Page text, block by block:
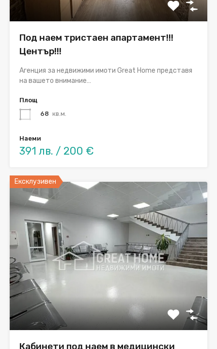
Под наем тристаен апартамент!!!
Център!!!
Агенция за недвижими имоти Great Home представя
на вашето внимание…
Площ
68 кв.м.
Наеми
391 лв. / 200 €
Ексклузивен
Кабинети под наем в медицински